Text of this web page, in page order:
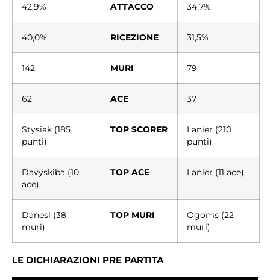
42,9% ATTACCO 34,7%
40,0% RICEZIONE 31,5%
142 MURI 79
62 ACE 37
Stysiak (185
punti)
TOP SCORER
Lanier (210
punti)
Davyskiba (10
ace)
TOP ACE Lanier (11 ace)
Danesi (38
muri)
TOP MURI
Ogoms (22
muri)
LE DICHIARAZIONI PRE PARTITA